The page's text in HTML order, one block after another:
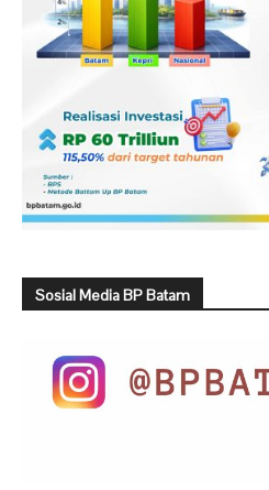
Sosial Media BP Batam